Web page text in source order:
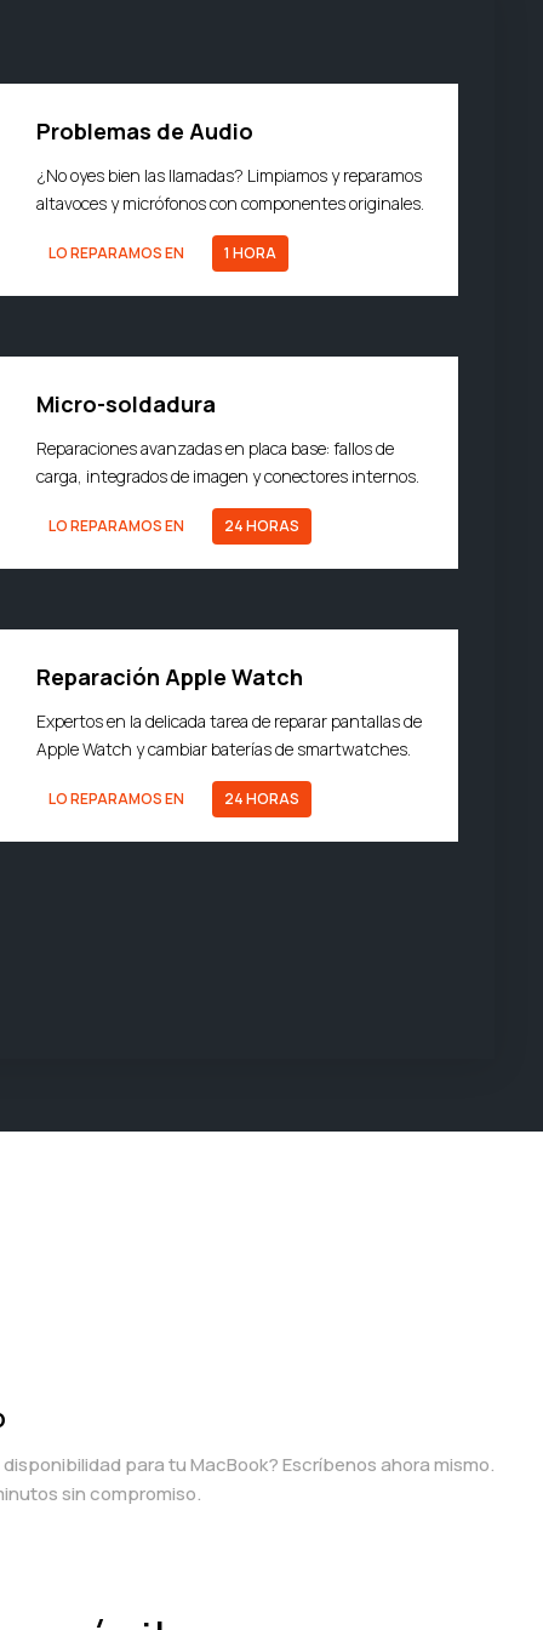
Problemas de Audio
¿No oyes bien las llamadas? Limpiamos y reparamos
altavoces y micrófonos con componentes originales.
LO REPARAMOS EN 1 HORA
Micro-soldadura
Reparaciones avanzadas en placa base: fallos de
carga, integrados de imagen y conectores internos.
LO REPARAMOS EN 24 HORAS
Reparación Apple Watch
Expertos en la delicada tarea de reparar pantallas de
Apple Watch y cambiar baterías de smartwatches.
LO REPARAMOS EN 24 HORAS
para tu MacBook? Escríbenos ahora mismo.
sin compromiso.